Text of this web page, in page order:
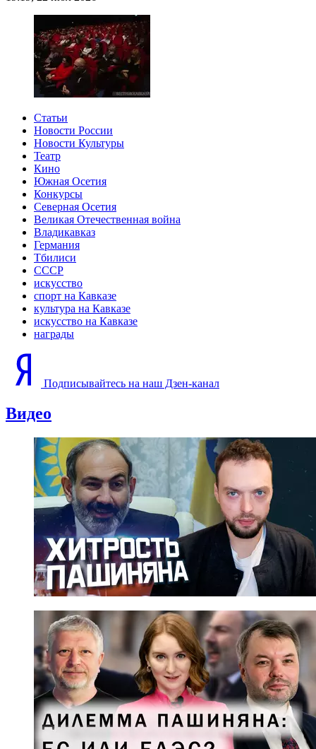
Статьи
Новости России
Новости Культуры
Театр
Кино
Южная Осетия
Конкурсы
Северная Осетия
Великая Отечественная война
Владикавказ
Германия
Тбилиси
СССР
искусство
спорт на Кавказе
культура на Кавказе
искусство на Кавказе
награды
Подписывайтесь на наш Дзен-канал
Видео